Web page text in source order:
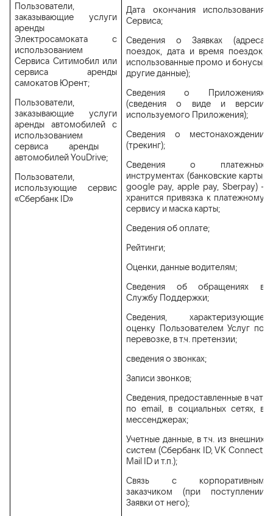
Пользователи,
заказывающие услуги
аренды
Электросамоката с
использованием
Сервиса Ситимобил или
сервиса аренды
самокатов Юрент;
Пользователи,
заказывающие услуги
аренды автомобилей с
использованием
сервиса аренды
автомобилей YouDrive;
Пользователи,
использующие сервис
«Сбербанк ID»
Дата окончания использования
Сервиса;
Сведения о Заявках (адреса
поездок, дата и время поездок,
использованные промо и бонусы,
другие данные);
Сведения о Приложениях
(сведения о виде и версии
используемого Приложения);
Сведения о местонахождении
(трекинг);
Сведения о платежных
инструментах (банковские карты,
google pay, apple pay, Sberpay) -
хранится привязка к платежному
сервису и маска карты;
Сведения об оплате;
Рейтинги;
Оценки, данные водителям;
Сведения об обращениях в
Службу Поддержки;
Сведения, характеризующие
оценку Пользователем Услуг по
перевозке, в т.ч. претензии;
сведения о звонках;
Записи звонков;
Сведения, предоставленные в чат,
по email, в социальных сетях, в
мессенджерах;
Учетные данные, в т.ч. из внешних
систем (Сбербанк ID, VK Connect,
Mail ID и т.п.);
Связь с корпоративным
заказчиком (при поступлении
Заявки от него);